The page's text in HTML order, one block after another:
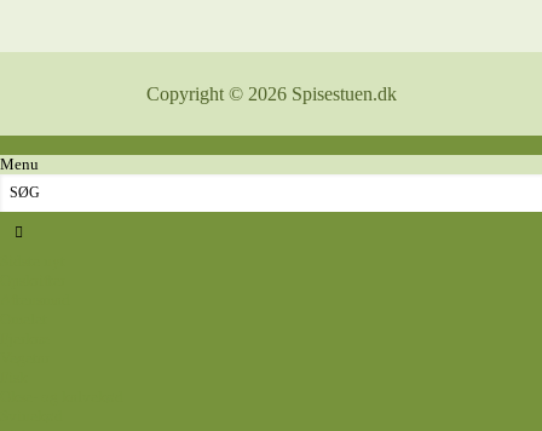
Copyright © 2026 Spisestuen.dk
Menu